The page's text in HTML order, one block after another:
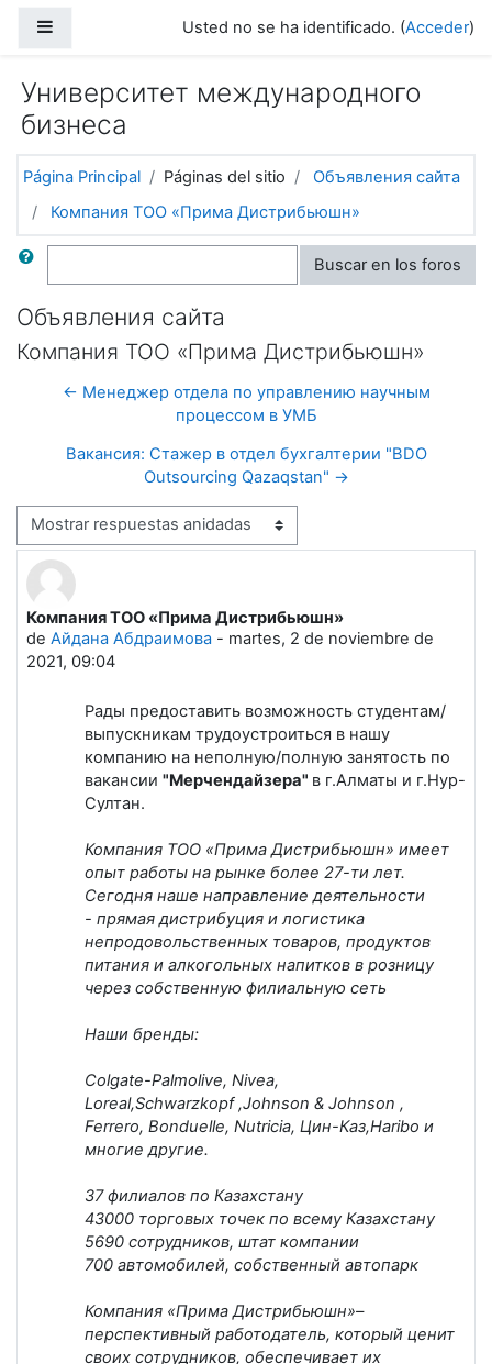
Usted no se ha identificado. (Acceder)
Университет международного
бизнеса
Página Principal Páginas del sitio
Объявления сайта
Компания ТОО «Прима Дистрибьюшн»
Buscar Buscar en los foros
Объявления сайта
Компания ТОО «Прима Дистрибьюшн»
← Mенеджер отдела по управлению научным
процессом в УМБ
Вакансия: Стажер в отдел бухгалтерии "BDO
Outsourcing Qazaqstan" →
Mostrar modo
Компания ТОО «Прима Дистрибьюшн»
de Айдана Абдраимова - martes, 2 de noviembre de
2021, 09:04
Número de respuestas: 0
Рады предоставить возможность студентам/
выпускникам трудоустроиться в нашу
компанию на неполную/полную занятость по
вакансии "Мерчендайзера" в г.Алматы и г.Нур-
Султан.
Компания ТОО «Прима Дистрибьюшн» имеет
опыт работы на рынке более 27-ти лет.
Сегодня наше направление деятельности
- прямая дистрибуция и логистика
непродовольственных товаров, продуктов
питания и алкогольных напитков в розницу
через собственную филиальную сеть
Наши бренды:
Colgate-Palmolive, Nivea,
Loreal,Schwarzkopf ,Johnson & Johnson ,
Ferrero, Bonduelle, Nutricia, Цин-Каз,Haribo и
многие другие.
37 филиалов по Казахстану
43000 торговых точек по всему Казахстану
5690 сотрудников, штат компании
700 автомобилей, собственный автопарк
Компания «Прима Дистрибьюшн»–
перспективный работодатель, который ценит
своих сотрудников, обеспечивает их